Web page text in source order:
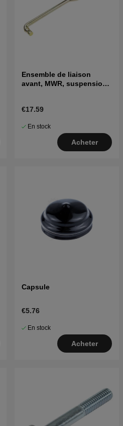
Ensemble de liaison
avant, MWR, suspension
€17.59
En stock
Acheter
Capsule
€5.76
En stock
Acheter